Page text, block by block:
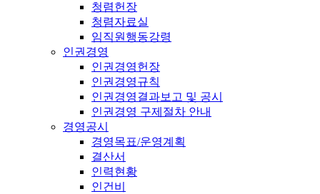
청렴헌장
청렴자료실
임직원행동강령
인권경영
인권경영헌장
인권경영규칙
인권경영결과보고 및 공시
인권경영 구제절차 안내
경영공시
경영목표/운영계획
결산서
인력현황
인건비